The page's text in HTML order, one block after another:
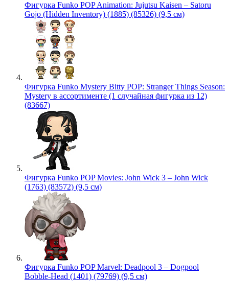
Фигурка Funko POP Animation: Jujutsu Kaisen – Satoru
Gojo (Hidden Inventory) (1885) (85326) (9,5 см)
Фигурка Funko Mystery Bitty POP: Stranger Things Season:
Mystery в ассортименте (1 случайная фигурка из 12)
(83667)
Фигурка Funko POP Movies: John Wick 3 – John Wick
(1763) (83572) (9,5 см)
Фигурка Funko POP Marvel: Deadpool 3 – Dogpool
Bobble-Head (1401) (79769) (9,5 см)